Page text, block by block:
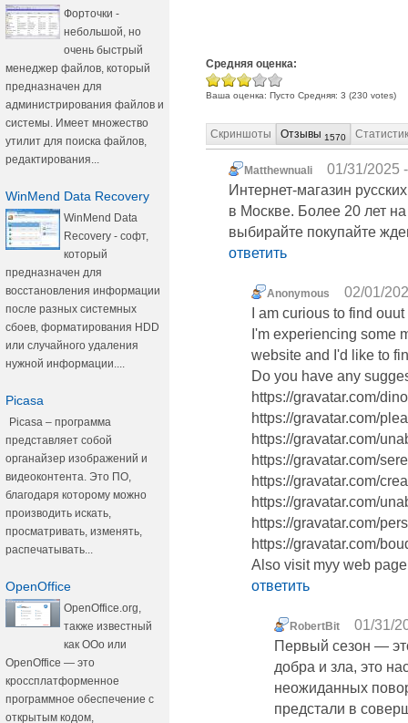
Форточки -
небольшой, но
очень быстрый
менеджер файлов, который
предназначен для
администрирования файлов и
системы. Имеет множество
утилит для поиска файлов,
редактирования...
WinMend Data Recovery
WinMend Data
Recovery - софт,
который
предназначен для
восстановления информации
после разных системных
сбоев, форматирования HDD
или случайного удаления
нужной информации....
Picasa
Picasa – программа
представляет собой
органайзер изображений и
видеоконтента. Это ПО,
благодаря которому можно
производить искать,
просматривать, изменять,
распечатывать...
OpenOffice
OpenOffice.org,
также известный
как OOo или
OpenOffice — это
кроссплатформенное
программное обеспечение с
открытым кодом,
Средняя оценка:
Ваша оценка: Пусто Средняя: 3 (230 votes)
Скриншоты Отзывы 1570
Matthewnuali
01/31/2025
Интернет-магазин
в Москве. Более 20 лет
выбирайте покупайте
ответить
Anonymous
02/01/
I am curious to find
I'm experiencing some
website and I'd like to
Do you have any
https://gravatar.com/
https://gravatar.com/
https://gravatar.com/
https://gravatar.com/
https://gravatar.com/
https://gravatar.com/
https://gravatar.com/
https://gravatar.com/
Also visit myy web
ответить
RobertBit
01/31/
Первый сезон —
добра и зла, это
неожиданных
предстали в